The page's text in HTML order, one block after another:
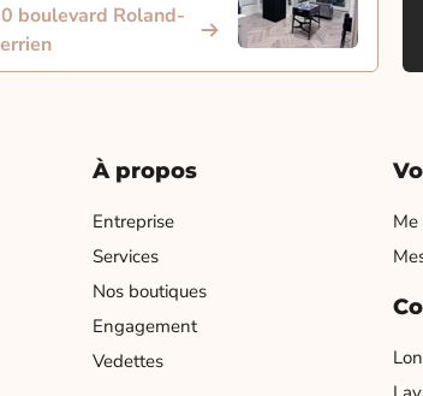
boulevard Roland-
À propos
Entreprise
Services
Nos boutiques
Engagement
Vedettes